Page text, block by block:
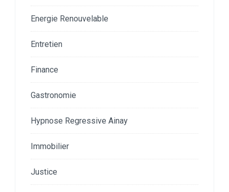
Energie Renouvelable
Entretien
Finance
Gastronomie
Hypnose Regressive Ainay
Immobilier
Justice